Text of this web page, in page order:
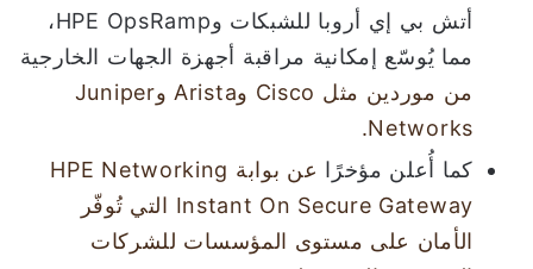
أتش بي إي أروبا للشبكات وHPE OpsRamp،
مما يُوسّع إمكانية مراقبة أجهزة الجهات الخارجية
من موردين مثل Cisco وArista وJuniper
Networks.
كما أُعلن مؤخرًا
عن بوابة HPE Networking
Instant On Secure Gateway التي تُوفّر
الأمان على مستوى المؤسسات للشركات